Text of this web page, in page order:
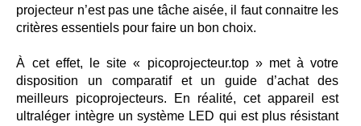
projecteur n’est pas une tâche aisée, il faut connaitre les
critères essentiels pour faire un bon choix.
À cet effet, le site « picoprojecteur.top » met à votre
disposition un comparatif et un guide d’achat des
meilleurs picoprojecteurs. En réalité, cet appareil est
ultraléger intègre un système LED qui est plus résistant